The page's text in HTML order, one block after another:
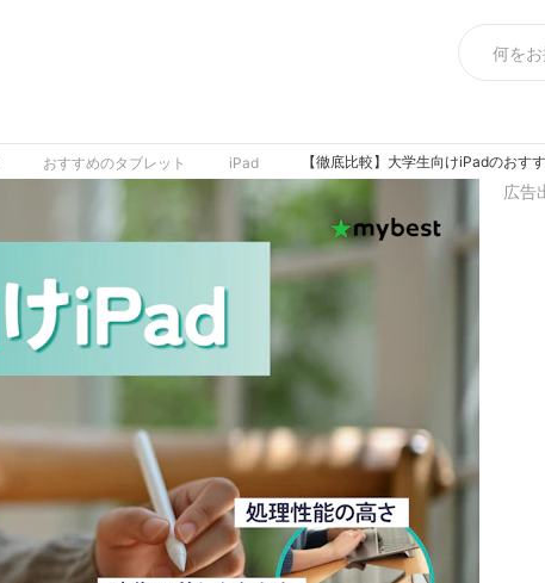
おすすめのタブレット iPad 【徹底比較】大学生向けiPadのおす
広告